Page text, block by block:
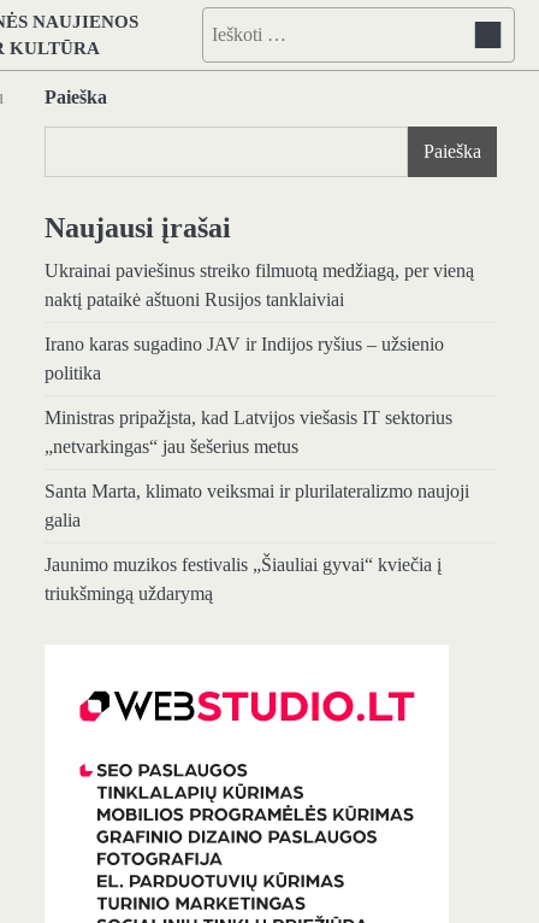
NAUJIENOS
KULTŪRA
Ieškoti:
Paieška
Paieška
Naujausi įrašai
Ukrainai paviešinus streiko filmuotą medžiagą, per vieną
naktį pataikė aštuoni Rusijos tanklaiviai
Irano karas sugadino JAV ir Indijos ryšius – užsienio
politika
Ministras pripažįsta, kad Latvijos viešasis IT sektorius
„netvarkingas“ jau šešerius metus
Santa Marta, klimato veiksmai ir plurilateralizmo naujoji
galia
Jaunimo muzikos festivalis „Šiauliai gyvai“ kviečia į
triukšmingą uždarymą